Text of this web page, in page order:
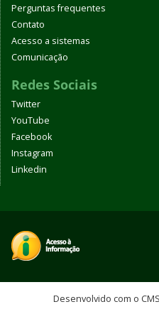
Perguntas frequentes
Contato
Acesso a sistemas
Comunicação
Redes Sociais
Twitter
YouTube
Facebook
Instagram
Linkedin
Desenvolvido com o